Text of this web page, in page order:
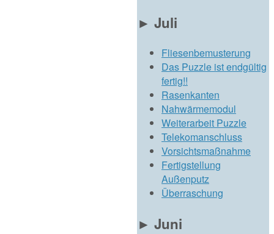
► Juli
Fliesenbemusterung
Das Puzzle ist endgültig
fertig!!
Rasenkanten
Nahwärmemodul
Weiterarbeit Puzzle
Telekomanschluss
Vorsichtsmaßnahme
Fertigstellung
Außenputz
Überraschung
► Juni